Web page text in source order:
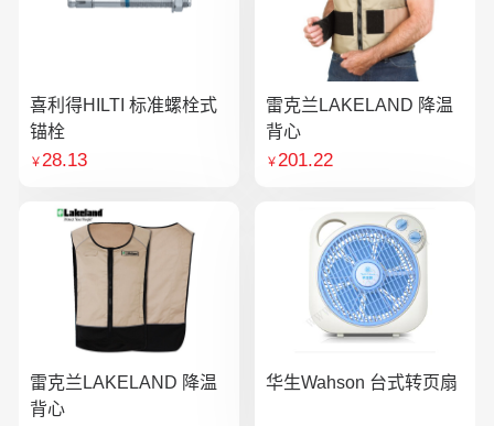
喜利得HILTI 标准螺栓式
锚栓
￥28.13
雷克兰LAKELAND 降温
背心
￥201.22
雷克兰LAKELAND 降温
背心
华生Wahson 台式转页扇